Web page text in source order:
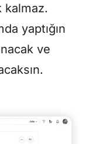
kalmaz.
yaptığın
ve